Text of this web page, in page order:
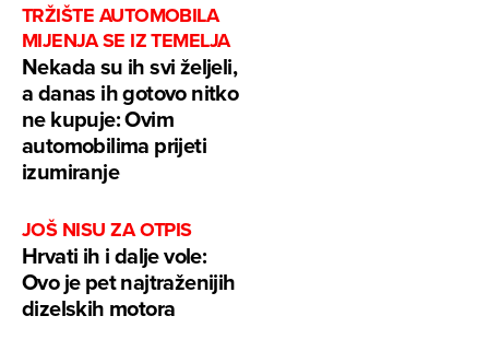
TRŽIŠTE AUTOMOBILA
MIJENJA SE IZ TEMELJA
Nekada su ih svi željeli,
a danas ih gotovo nitko
ne kupuje: Ovim
automobilima prijeti
izumiranje
JOŠ NISU ZA OTPIS
Hrvati ih i dalje vole:
Ovo je pet najtraženijih
dizelskih motora